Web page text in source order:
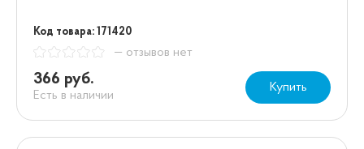
Код товара: 171420
— отзывов нет
366 руб.
Есть в наличии
Купить